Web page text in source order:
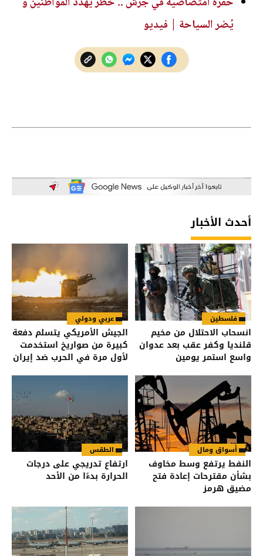
يُضر السياحة | فيديو
أحدث الأخبار
فلسطين
انسحاب الاحتلال من مخيم
قلنديا وكفر عقب بعد عدوان
واسع استمر يومين
عربي ودولي
الجيش الأمريكي يتسلم دفعة
كبيرة من صواريخ استخدمت
لأول مرة في الحرب ضد إيران
أسواق ومال
النفط يرتفع وسط مخاوف
بشأن مقترحات إعادة فتح
مضيق هرمز
الطقس
ارتفاع تدريجي على درجات
الحرارة بدءًا من الأحد